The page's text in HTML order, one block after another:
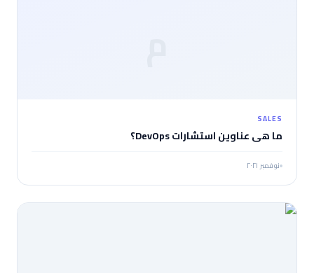
SALES
ما هي عناوين استشارات DevOps؟
نوفمبر ٢٠٢١